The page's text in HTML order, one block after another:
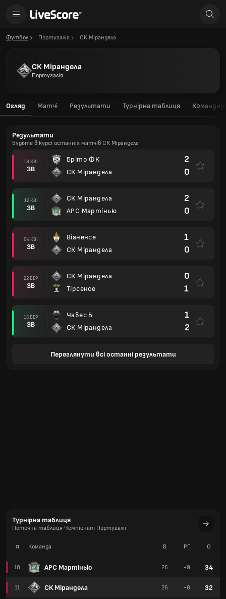
Футбол Португалія СК Мірандела
СК Мірандела
Португалія
Огляд Матчі Результати Турнірна таблиця
Результати
Будьте в курсі останніх матчів СК Мірандела
18 КВІ
ЗВ
Бріто ФК
СК Мірандела
2
0
12 КВІ
ЗВ
СК Мірандела
АРС Мартінью
2
0
04 КВІ
ЗВ
Віаненсе
СК Мірандела
1
0
22 БЕР
ЗВ
СК Мірандела
Тірсенсе
0
1
15 БЕР
ЗВ
Чавес Б
СК Мірандела
1
2
Переглянути всі останні результати
Турнірна таблиця
Поточна таблиця Чемпіонат Португалії
# Команда
10 АРС Мартінью
11 СК Мірандела
В РГ О
26 -9 34
26 -8 32